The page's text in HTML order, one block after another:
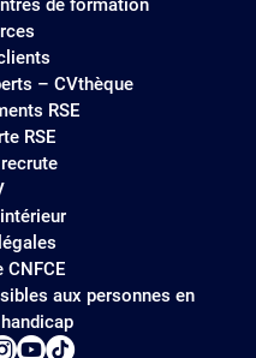
de formation
– CVthèque
RSE
RSE
recrute
CNFCE
aux personnes en